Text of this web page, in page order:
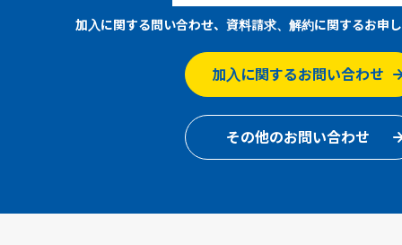
加入に関する問い合わせ、資料請求、解約に関するお申
加入に関するお問い合わせ
その他のお問い合わせ